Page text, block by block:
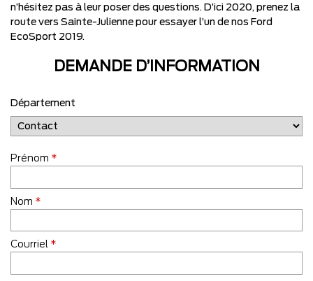
n’hésitez pas à leur poser des questions. D’ici 2020, prenez la
route vers Sainte-Julienne pour essayer l’un de nos Ford
EcoSport 2019.
DEMANDE D’INFORMATION
Département
Prénom *
Nom *
Courriel *